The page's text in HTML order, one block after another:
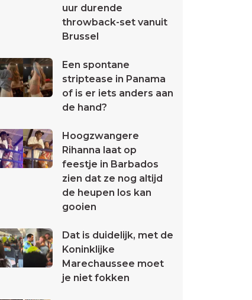
uur durende
throwback-set vanuit
Brussel
Een spontane
striptease in Panama
of is er iets anders aan
de hand?
Hoogzwangere
Rihanna laat op
feestje in Barbados
zien dat ze nog altijd
de heupen los kan
gooien
Dat is duidelijk, met de
Koninklijke
Marechaussee moet
je niet fokken